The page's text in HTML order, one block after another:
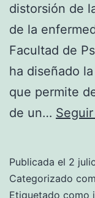
distorsión de
de la
Facultad de
ha diseñado
que permite
de un…
Publicada el 2
Categorizado
Etiquetado como